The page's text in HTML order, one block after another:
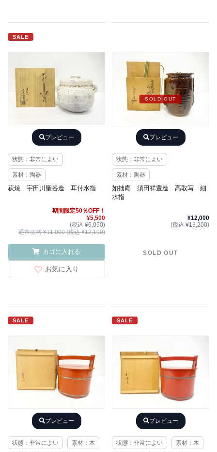
SALE
プレビュー
状態：非常によい
素材：陶器
萩焼 宇田川聖谷造 耳付水指
期間限定50％OFF！
¥5,500
(税込 ¥6,050)
通常価格 ¥11,000 (税込 ¥12,100)
カゴに入れる
お気に入り
SOLD OUT
プレビュー
状態：非常によい
素材：陶器
如拙庵 須田祥豊造 高取写 細
水指
¥12,000
(税込 ¥13,200)
SOLD OUT
SALE
プレビュー
状態：非常によい 素材：木
SALE
プレビュー
状態：非常によい 素材：木